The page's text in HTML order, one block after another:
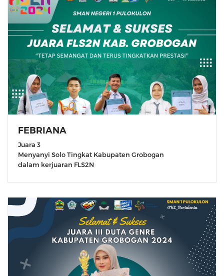
FEBRIANA
Juara 3
Menyanyi Solo Tingkat Kabupaten Grobogan
dalam kerjuaran FLS2N